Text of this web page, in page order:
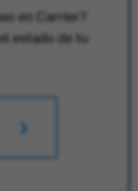
en Carrier?
estado de tu